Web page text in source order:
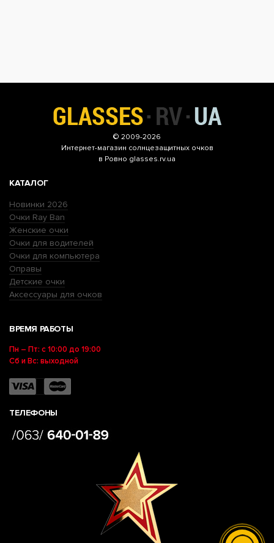
© 2009-2026
Интернет-магазин солнцезащитных очков
в Ровно glasses.rv.ua
КАТАЛОГ
Новинки 2026
Очки Ray Ban
Женские очки
Очки для водителей
Очки для компьютера
Оправы
Детские очки
Аксессуары для очков
ВРЕМЯ РАБОТЫ
Пн – Пт: с 10:00 до 19:00
Сб и Вс: выходной
ТЕЛЕФОНЫ